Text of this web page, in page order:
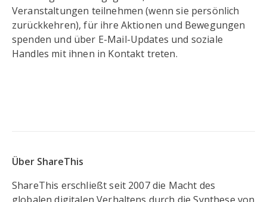
Veranstaltungen teilnehmen (wenn sie persönlich
zurückkehren), für ihre Aktionen und Bewegungen
spenden und über E-Mail-Updates und soziale
Handles mit ihnen in Kontakt treten.
Über ShareThis
ShareThis erschließt seit 2007 die Macht des